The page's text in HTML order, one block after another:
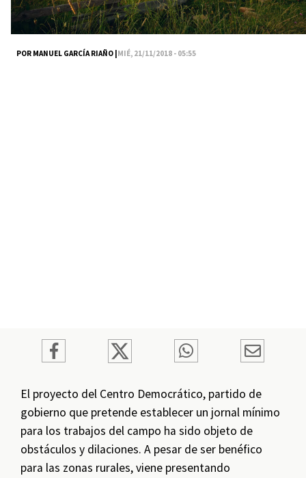
POR MANUEL GARCÍA RIAÑO |MIÉ, 21/11/2018 - 05:55
El proyecto del Centro Democrático, partido de
gobierno que pretende establecer un jornal mínimo
para los trabajos del campo ha sido objeto de
obstáculos y dilaciones. A pesar de ser benéfico
para las zonas rurales, viene presentando